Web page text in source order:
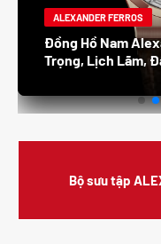
ALEXANDER FERROS
Đồng Hồ Nam
Thanh Lịch, Sang
Bộ sưu tập